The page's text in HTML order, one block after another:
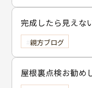
完成したら見え
は下塗りです
親方ブログ
屋根裏点検お勧め